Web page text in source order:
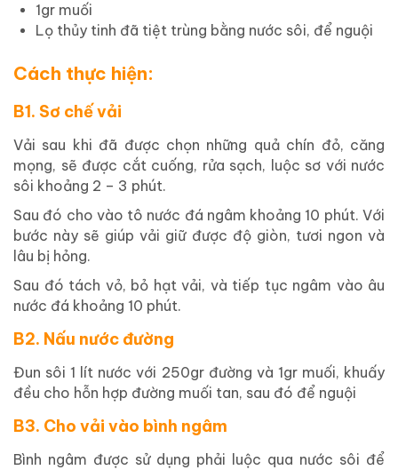
1gr muối
Lọ thủy tinh đã tiệt trùng bằng nước sôi, để nguội
Cách thực hiện:
B1. Sơ chế vải
Vải sau khi đã được chọn những quả chín đỏ, căng
mọng, sẽ được cắt cuống, rửa sạch, luộc sơ với nước
sôi khoảng 2 – 3 phút.
Sau đó cho vào tô nước đá ngâm khoảng 10 phút. Với
bước này sẽ giúp vải giữ được độ giòn, tươi ngon và
lâu bị hỏng.
Sau đó tách vỏ, bỏ hạt vải, và tiếp tục ngâm vào âu
nước đá khoảng 10 phút.
B2. Nấu nước đường
Đun sôi 1 lít nước với 250gr đường và 1gr muối, khuấy
đều cho hỗn hợp đường muối tan, sau đó để nguội
B3. Cho vải vào bình ngâm
Bình ngâm được sử dụng phải luộc qua nước sôi để